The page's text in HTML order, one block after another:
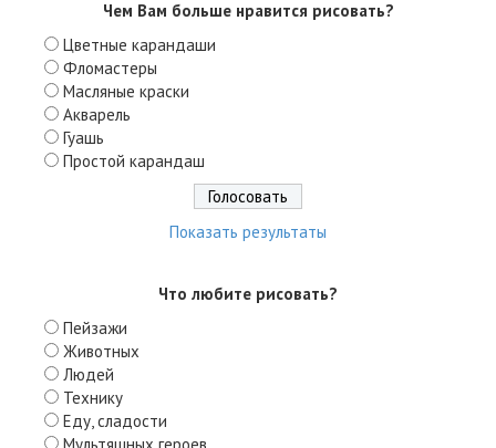
Чем Вам больше нравится рисовать?
Цветные карандаши
Фломастеры
Масляные краски
Акварель
Гуашь
Простой карандаш
Показать результаты
Что любите рисовать?
Пейзажи
Животных
Людей
Технику
Еду, сладости